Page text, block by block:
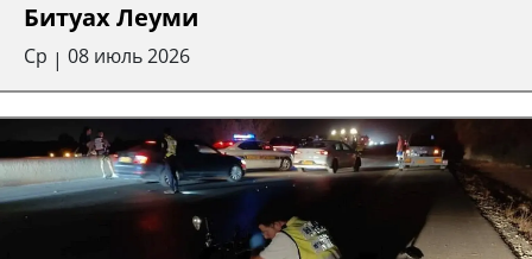
Битуах Леуми
Ср | 08 июль 2026